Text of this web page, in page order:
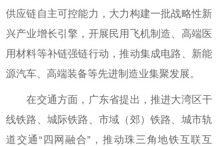
供应链自主可控能力，大力构建一批战略性新
兴产业增长引擎，开展民用飞机制造、高端医
用材料等补链强链行动，推动集成电路、新能
源汽车、高端装备等先进制造业集聚发展。
在交通方面，广东省提出，推进大湾区干
线铁路、城际铁路、市域（郊）铁路、城市轨
道交通“四网融合”，推动珠三角地铁互联互